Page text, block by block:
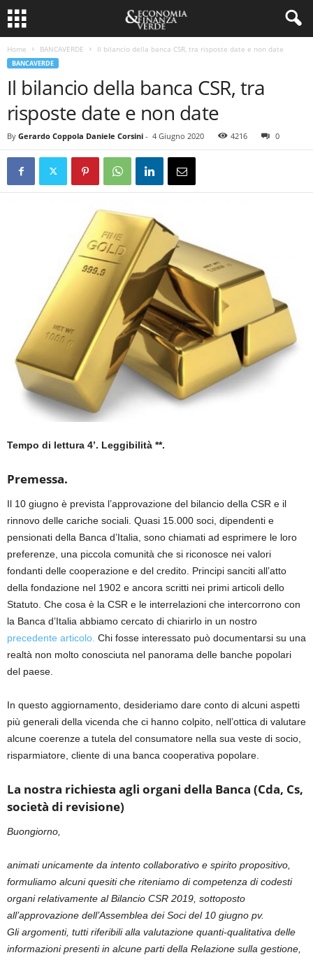
Home BANCAVERDE Il bilancio della banca CSR, tra risposte date e non date
BANCAVERDE
Il bilancio della banca CSR, tra
risposte date e non date
By Gerardo Coppola Daniele Corsini - 4 Giugno 2020 4216 0
Tempo di lettura 4’. Leggibilità **.
Premessa.
Il 10 giugno è prevista l’approvazione del bilancio della CSR e il
rinnovo delle cariche sociali. Quasi 15.000 soci, dipendenti e
pensionati della Banca d’Italia, sono chiamati ad esprimere le loro
preferenze, una piccola comunità che si riconosce nei valori
fondanti delle cooperazione e del credito. Principi sanciti all’atto
della fondazione nel 1902 e ancora scritti nei primi articoli dello
Statuto. Che cosa è la CSR e le interrelazioni che intercorrono con
la Banca d’Italia abbiamo cercato di chiarirlo in un nostro
precedente articolo. Chi fosse interessato può documentarsi su una
realtà non molto conosciuta nel panorama delle banche popolari
del paese.
In questo aggiornamento, desideriamo dare conto di alcuni aspetti
più generali della vicenda che ci hanno colpito, nell’ottica di valutare
alcune coerenze a tutela del consumatore nella sua veste di socio,
risparmiatore, cliente di una banca cooperativa popolare.
La nostra richiesta agli organi della Banca (Cda, Cs,
società di revisione)
Buongiorno,
animati unicamente da intento collaborativo e spirito propositivo,
formuliamo alcuni quesiti che riteniamo di competenza di codesti
organi relativamente al Bilancio CSR 2019, sottoposto
all’approvazione dell’Assemblea dei Soci del 10 giugno pv.
Gli argomenti, tutti riferibili alla valutazione quanti-qualitativa delle
informazioni presenti in alcune parti della Relazione sulla gestione,